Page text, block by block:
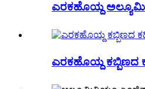
ಎರಕಹೊಯ್ದ
ಎರಕಹೊಯ್ದ ಕಬ್ಬಿಣದ